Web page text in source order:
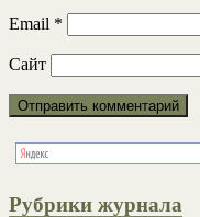
Email *
Сайт
Рубрики журнала